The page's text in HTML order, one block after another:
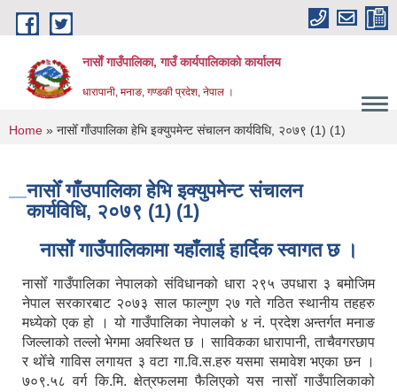
Skip to main content
नासाेँ गाउँपालिका, गाउँ कार्यपालिकाकाे कार्यालय
धारापानी, मनाङ, गण्डकी प्रदेश, नेपाल ।
You are here
Home » नासोँ गाँउपालिका हेभि इक्युपमेन्ट संचालन कार्यविधि, २०७९ (1) (1)
नासोँ गाँउपालिका हेभि इक्युपमेन्ट संचालन
कार्यविधि, २०७९ (1) (1)
नासाेँ गाउँपालिकामा यहाँलाई हार्दिक स्वागत छ ।
नासोँ गाउँपालिका नेपालको संविधानको धारा २९५ उपधारा ३ बमोजिम
नेपाल सरकारबाट २०७३ साल फाल्गुण २७ गते गठित स्थानीय तहहरु
मध्येको एक हो । यो गाउँपालिका नेपालको ४ नं. प्रदेश अन्तर्गत मनाङ
जिल्लाको तल्लो भेगमा अवस्थित छ । साविकका धारापानी‚ ताचैवगरछाप
र थोँचे गाविस लगायत ३ वटा गा.वि.स.हरु यसमा समावेश भएका छन ।
७०९.५८ वर्ग कि.मि. क्षेत्रफलमा फैलिएको यस नासोँ गाउँपालिकाको